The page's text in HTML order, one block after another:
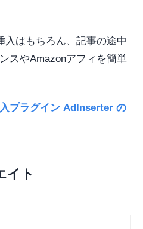
入はもちろん、記事の途中
スやAmazonアフィを簡単
プラグイン AdInserter の
イト